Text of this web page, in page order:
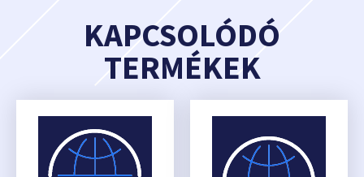
KAPCSOLÓDÓ
TERMÉKEK